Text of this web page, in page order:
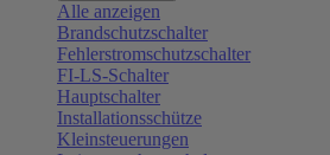
Alle anzeigen
Brandschutzschalter
Fehlerstromschutzschalter
FI-LS-Schalter
Hauptschalter
Installationsschütze
Kleinsteuerungen